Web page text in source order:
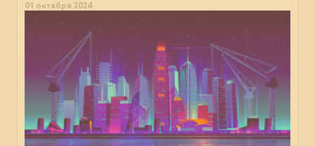
01 октября 2024